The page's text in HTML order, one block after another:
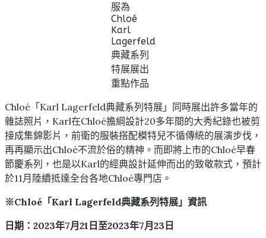
服為
Chloé
Karl
Lagerfeld
典藏系列
特展展出
重點作品
Chloé「Karl Lagerfeld典藏系列特展」同時展出許多當年的
雜誌照片，Karl在Chloé擔綱設計20多年間的大秀紀錄也被剪
接成集錦影片，前衛的服裝搭配模特兒不循傳統的展演步伐，
再再顯示出Chloé不流於俗的精神。而即將上市的Chloé早春
節慶系列，也是以Karl的經典設計延伸而出的致敬款式，預計
於11月陸續抵達全台各地Chloé專門店。
※Chloé「Karl Lagerfeld典藏系列特展」資訊
日期：2023年7月21日至2023年7月23日